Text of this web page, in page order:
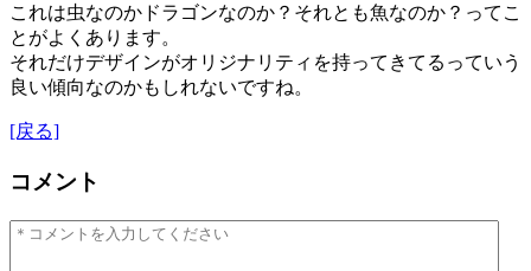
これは虫なのかドラゴンなのか？それとも魚なのか？ってこ
とがよくあります。
それだけデザインがオリジナリティを持ってきてるっていう
良い傾向なのかもしれないですね。
[戻る]
コメント